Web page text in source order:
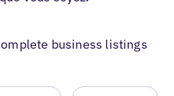
business listings